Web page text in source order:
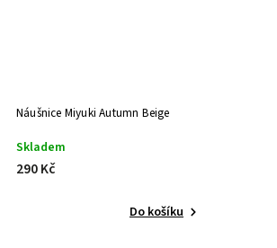
Náušnice Miyuki Autumn Beige
Skladem
290 Kč
Do košíku